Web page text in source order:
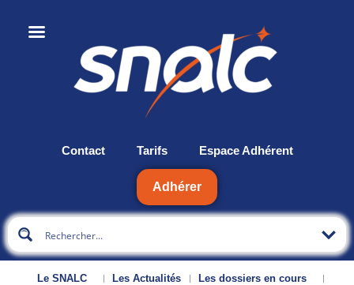
Contact Tarifs Espace Adhérent
Adhérer
Le SNALC Les Actualités
Les dossiers en cours